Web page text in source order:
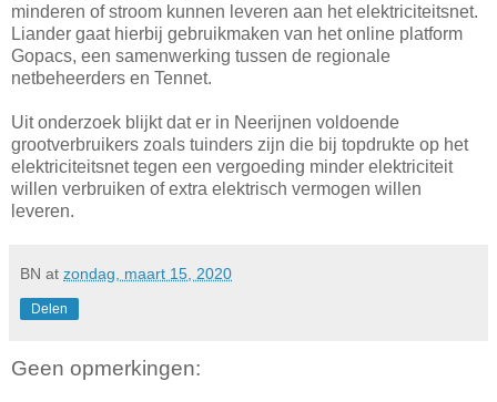
minderen of stroom kunnen leveren aan het elektriciteitsnet.
Liander gaat hierbij gebruikmaken van het online platform
Gopacs, een samenwerking tussen de regionale
netbeheerders en Tennet.
Uit onderzoek blijkt dat er in Neerijnen voldoende
grootverbruikers zoals tuinders zijn die bij topdrukte op het
elektriciteitsnet tegen een vergoeding minder elektriciteit
willen verbruiken of extra elektrisch vermogen willen
leveren.
BN at zondag, maart 15, 2020
Delen
Geen opmerkingen: